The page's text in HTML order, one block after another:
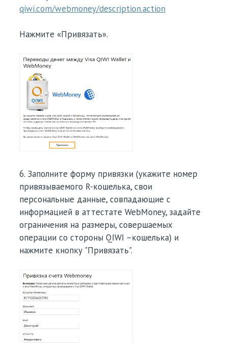
qiwi.com/webmoney/description.action
Нажмите «Привязать».
6. Заполните форму привязки (укажите номер
привязываемого R-кошелька, свои
персональные данные, совпадающие с
информацией в аттестате WebMoney, задайте
ограничения на размеры, совершаемых
операции со стороны QIWI –кошелька) и
нажмите кнопку "Привязать".